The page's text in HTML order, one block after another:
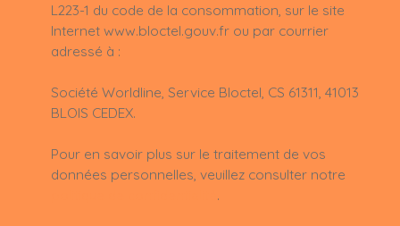
L223-1 du code de la consommation, sur le site
Internet www.bloctel.gouv.fr ou par courrier
adressé à :
Société Worldline, Service Bloctel, CS 61311, 41013
BLOIS CEDEX.
Pour en savoir plus sur le traitement de vos
données personnelles, veuillez consulter notre
.